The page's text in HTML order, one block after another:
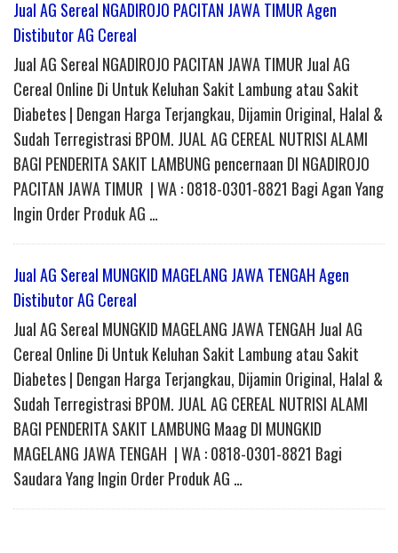
Jual AG Sereal NGADIROJO PACITAN JAWA TIMUR Agen
Distibutor AG Cereal
Jual AG Sereal NGADIROJO PACITAN JAWA TIMUR Jual AG
Cereal Online Di Untuk Keluhan Sakit Lambung atau Sakit
Diabetes | Dengan Harga Terjangkau, Dijamin Original, Halal &
Sudah Terregistrasi BPOM. JUAL AG CEREAL NUTRISI ALAMI
BAGI PENDERITA SAKIT LAMBUNG pencernaan DI NGADIROJO
PACITAN JAWA TIMUR | WA : 0818-0301-8821 Bagi Agan Yang
Ingin Order Produk AG …
Jual AG Sereal MUNGKID MAGELANG JAWA TENGAH Agen
Distibutor AG Cereal
Jual AG Sereal MUNGKID MAGELANG JAWA TENGAH Jual AG
Cereal Online Di Untuk Keluhan Sakit Lambung atau Sakit
Diabetes | Dengan Harga Terjangkau, Dijamin Original, Halal &
Sudah Terregistrasi BPOM. JUAL AG CEREAL NUTRISI ALAMI
BAGI PENDERITA SAKIT LAMBUNG Maag DI MUNGKID
MAGELANG JAWA TENGAH | WA : 0818-0301-8821 Bagi
Saudara Yang Ingin Order Produk AG …